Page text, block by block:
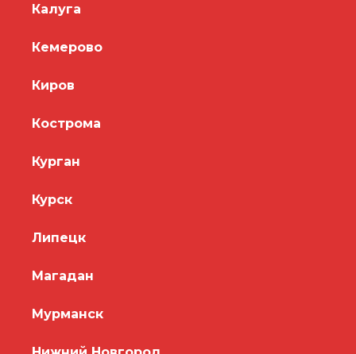
Калуга
Кемерово
Киров
Кострома
Курган
Курск
Липецк
Магадан
Мурманск